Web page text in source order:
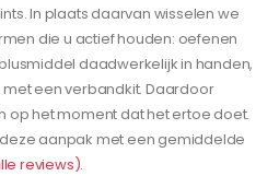
In plaats daarvan wisselen we
die u actief houden: oefenen
daadwerkelijk in handen,
een verbandkit. Daardoor
op het moment dat het ertoe doet.
aanpak met een gemiddelde
reviews).